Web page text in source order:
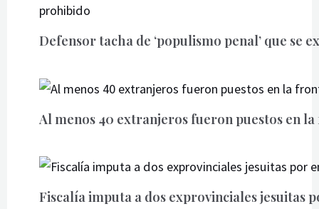
Defensor tacha de ‘populismo penal’ que se
Al menos 40 extranjeros fueron puestos en
Fiscalía imputa a dos exprovinciales jesuitas